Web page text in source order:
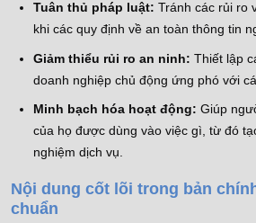
Tuân thủ pháp luật: Tránh các rủi ro
khi các quy định về an toàn thông tin
Giảm thiểu rủi ro an ninh: Thiết lập
doanh nghiệp chủ động ứng phó với
Minh bạch hóa hoạt động: Giúp
của họ được dùng vào việc gì, từ đó
nghiệm dịch vụ.
Nội dung cốt lõi trong bản
chuẩn